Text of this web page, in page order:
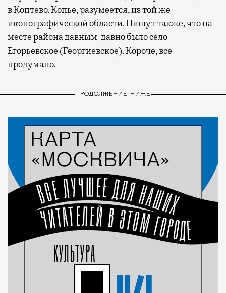
в Коптево. Копье, разумеется, из той же
иконографической области. Пишут также, что на
месте района давным-давно было село
Егорьевское (Георгиевское). Короче, все
продумано.
ПРОДОЛЖЕНИЕ НИЖЕ